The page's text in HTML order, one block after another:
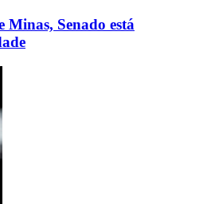
Minas, Senado está